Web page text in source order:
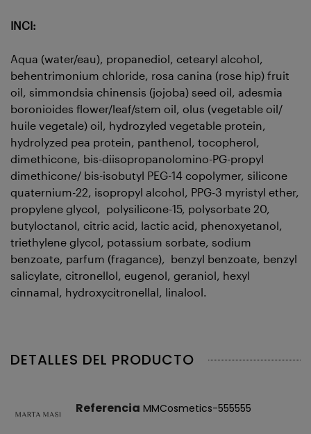
INCI:
Aqua (water/eau), propanediol, cetearyl alcohol,
behentrimonium chloride, rosa canina (rose hip) fruit
oil, simmondsia chinensis (jojoba) seed oil, adesmia
boronioides flower/leaf/stem oil, olus (vegetable oil/
huile vegetale) oil, hydrozyled vegetable protein,
hydrolyzed pea protein, panthenol, tocopherol,
dimethicone, bis-diisopropanolomino-PG-propyl
dimethicone/ bis-isobutyl PEG-14 copolymer, silicone
quaternium-22, isopropyl alcohol, PPG-3 myristyl ether,
propylene glycol, polysilicone-15, polysorbate 20,
butyloctanol, citric acid, lactic acid, phenoxyetanol,
triethylene glycol, potassium sorbate, sodium
benzoate, parfum (fragance), benzyl benzoate, benzyl
salicylate, citronellol, eugenol, geraniol, hexyl
cinnamal, hydroxycitronellal, linalool.
DETALLES DEL PRODUCTO
Referencia MMCosmetics-555555